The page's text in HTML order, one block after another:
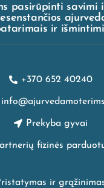
pasirūpinti savimi
ir
+370 652 40240
Prekyba gyvai
fizinės
ir